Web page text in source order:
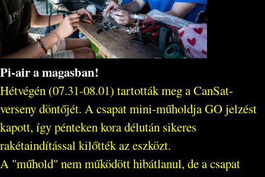
Pi-air a magasban!
Hétvégén (07.31-08.01) tartották meg a CanSat-
verseny döntőjét. A csapat mini-műholdja GO jelzést
kapott, így pénteken kora délután sikeres
rakétaindítással kilőtték az eszközt.
A "műhold" nem működött hibátlanul, de a csapat